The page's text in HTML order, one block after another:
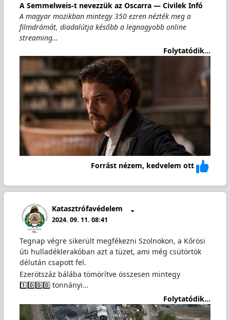
A Semmelweis-t nevezzük az Oscarra — Civilek Infó
A magyar mozikban mintegy 350 ezren nézték meg a
filmdrámát, diadalútja később a legnagyobb online
streaming…
Folytatódik...
Forrást nézem, kedvelem ott
Katasztrófavédelem
2024. 09. 11. 08:41
Tegnap végre sikerült megfékezni Szolnokon, a Kőrösi
úti hulladéklerakóban azt a tüzet, ami még csütörtök
délután csapott fel.
Ezerötszáz bálába tömörítve összesen mintegy
1️⃣0️⃣0️⃣0️⃣ tonnányi…
Folytatódik...